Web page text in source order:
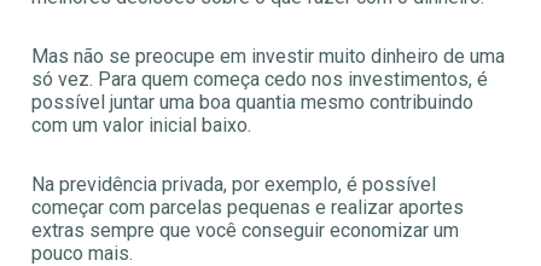
Mas não se preocupe em investir muito dinheiro de uma
só vez. Para quem começa cedo nos investimentos, é
possível juntar uma boa quantia mesmo contribuindo
com um valor inicial baixo.
Na previdência privada, por exemplo, é possível
começar com parcelas pequenas e realizar aportes
extras sempre que você conseguir economizar um
pouco mais.